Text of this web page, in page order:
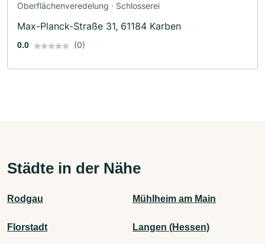
Oberflächenveredelung · Schlosserei
Max-Planck-Straße 31, 61184 Karben
0.0 (0)
Städte in der Nähe
Rodgau Mühlheim am Main
Florstadt Langen (Hessen)